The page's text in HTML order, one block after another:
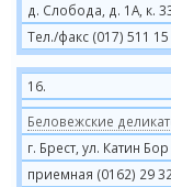
д. Слобода, д. 1А, к.
Тел./факс (017) 511 15
16.
Беловежские
г. Брест, ул. Катин
приемная (0162) 29